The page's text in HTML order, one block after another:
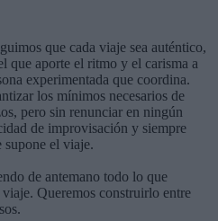
que cada viaje sea auténtico,
que aporte el ritmo y el carisma a
experimentada que coordina.
los mínimos necesarios de
pero sin renunciar en ningún
de improvisación y siempre
supone el viaje.
de antemano todo lo que
Queremos construirlo entre